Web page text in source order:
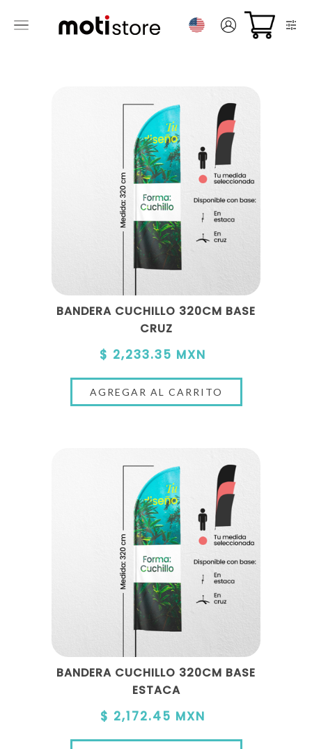
BANDERA CUCHILLO 320CM BASE
CRUZ
$ 2,233.35 MXN
BANDERA CUCHILLO 320CM BASE
ESTACA
$ 2,172.45 MXN